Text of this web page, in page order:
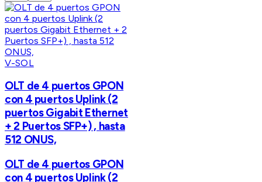
V-SOL
OLT de 4 puertos GPON
con 4 puertos Uplink (2
puertos Gigabit Ethernet
+ 2 Puertos SFP+) , hasta
512 ONUS,
OLT de 4 puertos GPON
con 4 puertos Uplink (2